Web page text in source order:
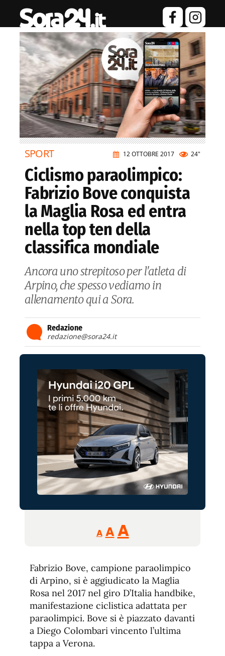
12 OTTOBRE 2017 24"
SPORT
Ciclismo paraolimpico:
Fabrizio Bove conquista
la Maglia Rosa ed entra
nella top ten della
classifica mondiale
Ancora uno strepitoso per l'atleta di
Arpino, che spesso vediamo in
allenamento qui a Sora.
Redazione
redazione@sora24.it
A
Reducir
tamaño
A Restablecer
de
fuente
AAumentar
de
fuente.
Fabrizio Bove, campione paraolimpico
di Arpino, si è aggiudicato la Maglia
Rosa nel 2017 nel giro D’Italia handbike,
manifestazione ciclistica adattata per
paraolimpici. Bove si è piazzato davanti
a Diego Colombari vincento l’ultima
tappa a Verona.